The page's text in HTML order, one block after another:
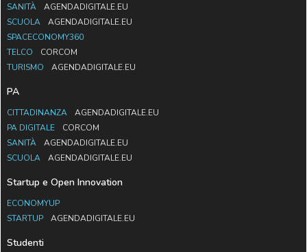
SANITÀ
AGENDADIGITALE.EU
SCUOLA
AGENDADIGITALE.EU
SPACECONOMY360
TELCO
CORCOM
TURISMO
AGENDADIGITALE.EU
PA
CITTADINANZA
AGENDADIGITALE.EU
PA DIGITALE
CORCOM
SANITÀ
AGENDADIGITALE.EU
SCUOLA
AGENDADIGITALE.EU
Startup e Open Innovation
ECONOMYUP
STARTUP
AGENDADIGITALE.EU
Studenti